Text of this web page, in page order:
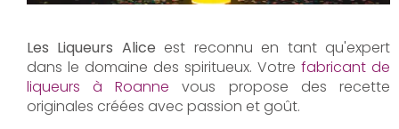
Les Liqueurs Alice est reconnu en tant qu'expert
dans le domaine des spiritueux. Votre fabricant de
liqueurs à Roanne vous propose des recette
originales créées avec passion et goût.